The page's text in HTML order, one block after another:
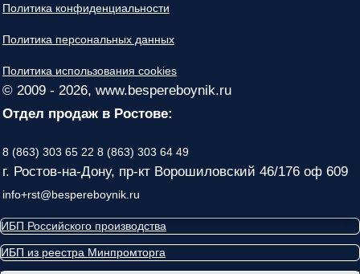
Политика конфиденциальности
Политика персональных данных
Политика использования cookies
© 2009 - 2026, www.bespereboynik.ru
Отдел продаж в Ростове:
8 (863) 303 65 22 8 (863) 303 64 49
г. Ростов-на-Дону, пр-кт Ворошиловский 46/176 оф 609
info+rst@bespereboynik.ru
ИБП Российского производства
ИБП из реестра Минпромторга